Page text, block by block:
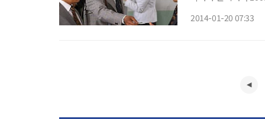
2014-01-20 07:33